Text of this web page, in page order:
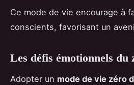
Ce mode de vie encourage à
conscients, favorisant un
Les défis émotionnels du
Adopter un mode de vie zéro